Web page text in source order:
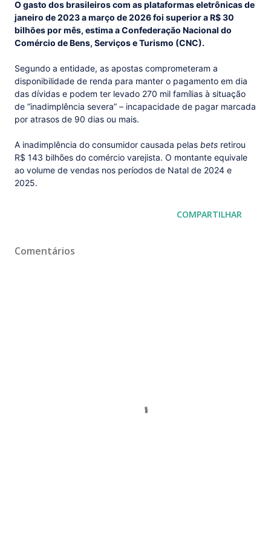
O gasto dos brasileiros com as plataformas eletrônicas de
janeiro de 2023 a março de 2026 foi superior a R$ 30
bilhões por mês, estima a Confederação Nacional do
Comércio de Bens, Serviços e Turismo (CNC).
Segundo a entidade, as apostas comprometeram a
disponibilidade de renda para manter o pagamento em dia
das dívidas e podem ter levado 270 mil famílias à situação
de “inadimplência severa” – incapacidade de pagar marcada
por atrasos de 90 dias ou mais.
A inadimplência do consumidor causada pelas bets retirou
R$ 143 bilhões do comércio varejista. O montante equivale
ao volume de vendas nos períodos de Natal de 2024 e
2025.
COMPARTILHAR
Comentários